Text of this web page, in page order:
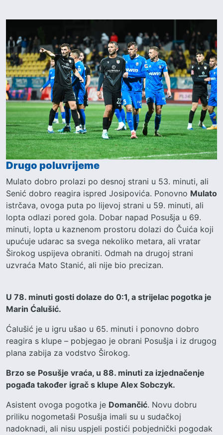
Drugo poluvrijeme
Mulato dobro prolazi po desnoj strani u 53. minuti, ali
Senić dobro reagira ispred Josipovića. Ponovno Mulato
istrčava, ovoga puta po lijevoj strani u 59. minuti, ali
lopta odlazi pored gola. Dobar napad Posušja u 69.
minuti, lopta u kaznenom prostoru dolazi do Čuića koji
upućuje udarac sa svega nekoliko metara, ali vratar
Širokog uspijeva obraniti. Odmah na drugoj strani
uzvraća Mato Stanić, ali nije bio precizan.
U 78. minuti gosti dolaze do 0:1, a strijelac pogotka je
Marin Ćalušić.
Ćalušić je u igru ušao u 65. minuti i ponovno dobro
reagira s klupe – pobjegao je obrani Posušja i iz drugog
plana zabija za vodstvo Širokog.
Brzo se Posušje vraća, u 88. minuti za izjednačenje
pogađa također igrač s klupe Alex Sobczyk.
Asistent ovoga pogotka je Domančić. Novu dobru
priliku nogometaši Posušja imali su u sudačkoj
nadoknadi, ali nisu uspjeli postići pobjednički pogodak